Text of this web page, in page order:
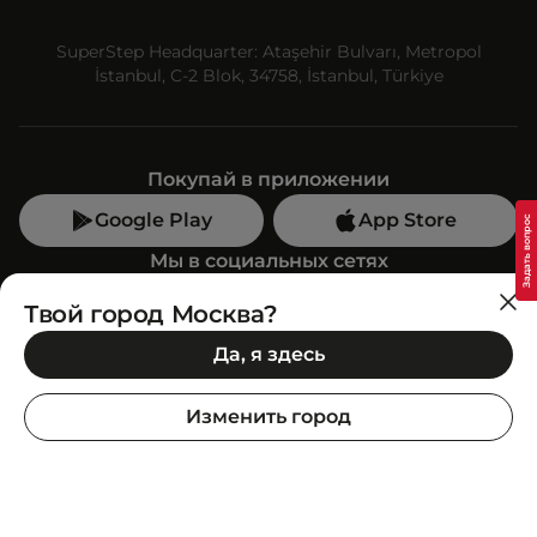
SuperStep Headquarter: Ataşehir Bulvarı, Metropol
İstanbul, C-2 Blok, 34758, İstanbul, Türkiye
Покупай в приложении
Google Play
App Store
Мы в социальных сетях
Позвони нам
+7 (499) 350-55-33
C 10:00 до 19:00
SuperStep-бот
Твой город Москва?
Да, я здесь
Изменить город